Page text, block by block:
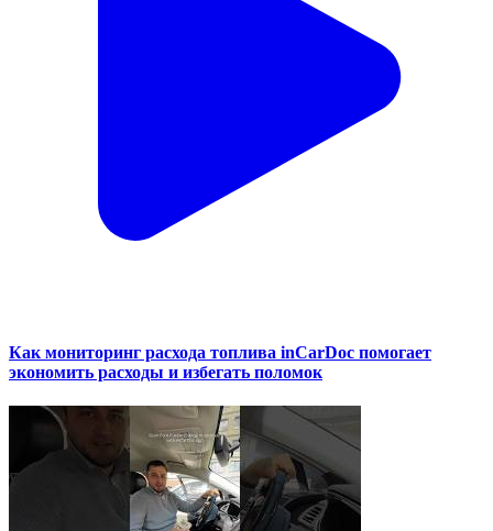
Как мониторинг расхода топлива inCarDoc помогает
экономить расходы и избегать поломок